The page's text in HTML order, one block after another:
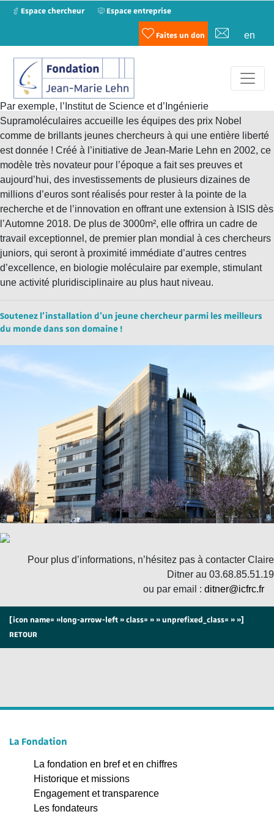
Espace chercheur Espace entreprise
Faites un don en
Par exemple, l’Institut de Science et d’Ingénierie
Supramoléculaires accueille les équipes des prix Nobel
comme de brillants jeunes chercheurs à qui une entière liberté
est donnée ! Créé à l’initiative de Jean-Marie Lehn en 2002, ce
modèle très novateur pour l’époque a fait ses preuves et
aujourd’hui, des investissements de plusieurs dizaines de
millions d’euros sont réalisés pour rester à la pointe de la
recherche et de l’innovation en offrant une extension à ISIS dès
l’Automne 2018. De plus de 3000m², elle offrira un cadre de
travail exceptionnel, de premier plan mondial à ces chercheurs
juniors, qui seront à proximité immédiate d’autres centres
d’excellence, en biologie moléculaire par exemple, stimulant
une activité pluridisciplinaire au plus haut niveau.
Soutenez l’installation d’un jeune chercheur parmi les meilleurs
du monde dans son domaine !
Pour plus d’informations, n’hésitez pas à contacter Claire
Ditner au 03.68.85.51.19
ou par email : ditner@icfrc.fr
[icon name= »long-arrow-left » class= » » unprefixed_class= » »]
RETOUR
La Fondation
La fondation en bref et en chiffres
Historique et missions
Engagement et transparence
Les fondateurs